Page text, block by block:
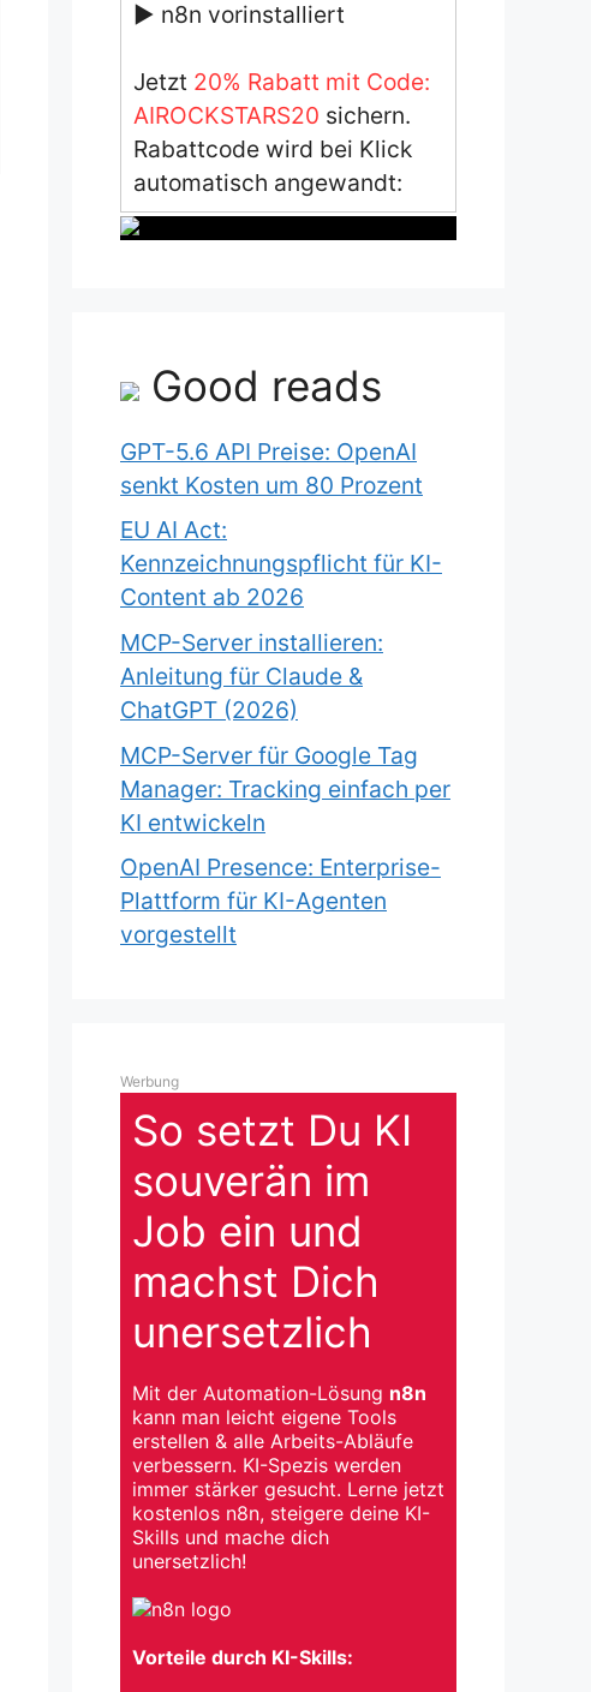
▶ n8n vorinstalliert
Jetzt 20% Rabatt mit Code:
AIROCKSTARS20 sichern.
Rabattcode wird bei Klick
automatisch angewandt:
Good reads
GPT-5.6 API Preise: OpenAI
senkt Kosten um 80 Prozent
EU AI Act:
Kennzeichnungspflicht für KI-
Content ab 2026
MCP-Server installieren:
Anleitung für Claude &
ChatGPT (2026)
MCP-Server für Google Tag
Manager: Tracking einfach per
KI entwickeln
OpenAI Presence: Enterprise-
Plattform für KI-Agenten
vorgestellt
Werbung
So setzt Du KI
souverän im
Job ein und
machst Dich
unersetzlich
Mit der Automation-Lösung n8n
kann man leicht eigene Tools
erstellen & alle Arbeits-Abläufe
verbessern. KI-Spezis werden
immer stärker gesucht. Lerne jetzt
kostenlos n8n, steigere deine KI-
Skills und mache dich
unersetzlich!
Vorteile durch KI-Skills: